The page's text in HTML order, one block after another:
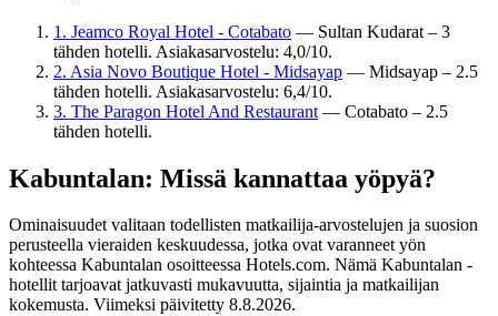
1. Jeamco Royal Hotel - Cotabato — Sultan Kudarat – 3
tähden hotelli. Asiakasarvostelu: 4,0/10.
2. Asia Novo Boutique Hotel - Midsayap — Midsayap – 2.5
tähden hotelli. Asiakasarvostelu: 6,4/10.
3. The Paragon Hotel And Restaurant — Cotabato – 2.5
tähden hotelli.
Kabuntalan: Missä kannattaa yöpyä?
Ominaisuudet valitaan todellisten matkailija-arvostelujen ja suosion
perusteella vieraiden keskuudessa, jotka ovat varanneet yön
kohteessa Kabuntalan osoitteessa Hotels.com. Nämä Kabuntalan -
hotellit tarjoavat jatkuvasti mukavuutta, sijaintia ja matkailijan
kokemusta. Viimeksi päivitetty 8.8.2026.